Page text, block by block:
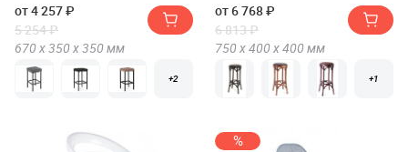
от 4 257 ₽
5 254 ₽
670 х350 х350 мм
+2
от 6 768 ₽
6 813 ₽
750 х400 х400 мм
+1
%